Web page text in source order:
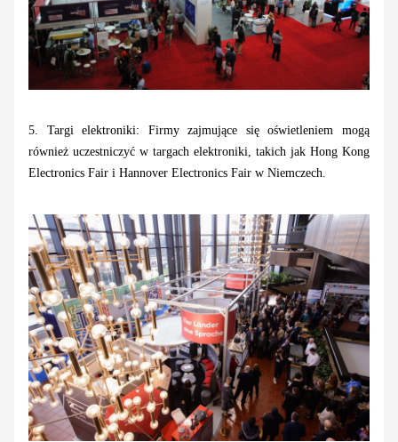
5. Targi elektroniki: Firmy zajmujące się oświetleniem mogą
również uczestniczyć w targach elektroniki, takich jak Hong Kong
Electronics Fair i Hannover Electronics Fair w Niemczech.